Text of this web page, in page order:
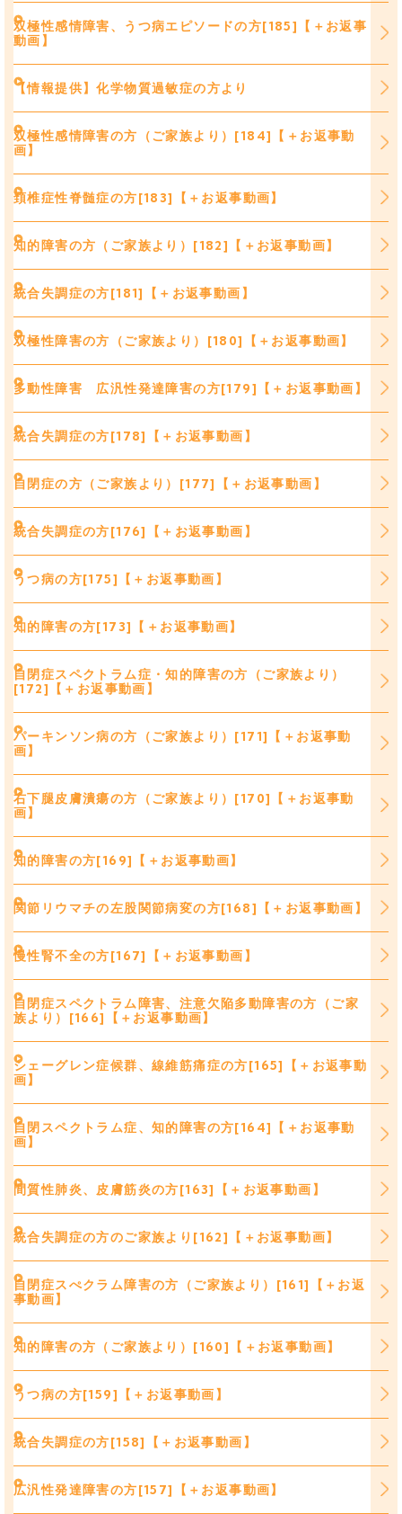
双極性感情障害、うつ病エピソードの方[185]【＋お返事
動画】
【情報提供】化学物質過敏症の方より
双極性感情障害の方（ご家族より）[184]【＋お返事動
画】
頚椎症性脊髄症の方[183]【＋お返事動画】
知的障害の方（ご家族より）[182]【＋お返事動画】
統合失調症の方[181]【＋お返事動画】
双極性障害の方（ご家族より）[180]【＋お返事動画】
多動性障害 広汎性発達障害の方[179]【＋お返事動画】
統合失調症の方[178]【＋お返事動画】
自閉症の方（ご家族より）[177]【＋お返事動画】
統合失調症の方[176]【＋お返事動画】
うつ病の方[175]【＋お返事動画】
知的障害の方[173]【＋お返事動画】
自閉症スペクトラム症・知的障害の方（ご家族より）
[172]【＋お返事動画】
パーキンソン病の方（ご家族より）[171]【＋お返事動
画】
右下腿皮膚潰瘍の方（ご家族より）[170]【＋お返事動
画】
知的障害の方[169]【＋お返事動画】
関節リウマチの左股関節病変の方[168]【＋お返事動画】
慢性腎不全の方[167]【＋お返事動画】
自閉症スペクトラム障害、注意欠陥多動障害の方（ご家
族より）[166]【＋お返事動画】
シェーグレン症候群、線維筋痛症の方[165]【＋お返事動
画】
自閉スペクトラム症、知的障害の方[164]【＋お返事動
画】
間質性肺炎、皮膚筋炎の方[163]【＋お返事動画】
統合失調症の方のご家族より[162]【＋お返事動画】
自閉症スぺクラム障害の方（ご家族より）[161]【＋お返
事動画】
知的障害の方（ご家族より）[160]【＋お返事動画】
うつ病の方[159]【＋お返事動画】
統合失調症の方[158]【＋お返事動画】
広汎性発達障害の方[157]【＋お返事動画】